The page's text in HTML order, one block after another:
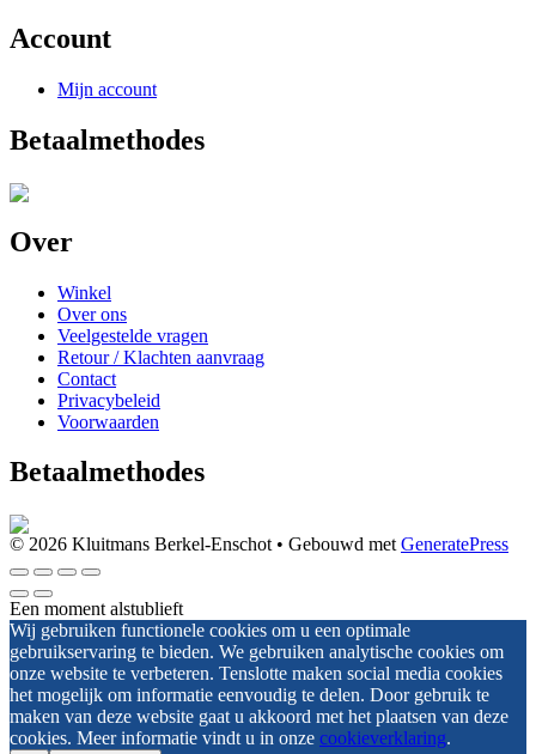
Account
Mijn account
Betaalmethodes
Over
Winkel
Over ons
Veelgestelde vragen
Retour / Klachten aanvraag
Contact
Privacybeleid
Voorwaarden
Betaalmethodes
© 2026 Kluitmans Berkel-Enschot • Gebouwd met GeneratePress
Een moment alstublieft
Wij gebruiken functionele cookies om u een optimale
gebruikservaring te bieden. We gebruiken analytische cookies om
onze website te verbeteren. Tenslotte maken social media cookies
het mogelijk om informatie eenvoudig te delen. Door gebruik te
maken van deze website gaat u akkoord met het plaatsen van deze
cookies. Meer informatie vindt u in onze cookieverklaring.